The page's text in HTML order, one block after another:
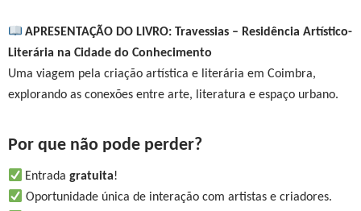
APRESENTAÇÃO DO LIVRO: Travessias – Residência Artístico-
Literária na Cidade do Conhecimento
Uma viagem pela criação artística e literária em Coimbra,
explorando as conexões entre arte, literatura e espaço urbano.
Por que não pode perder?
Entradagratuita!
Oportunidade única de interação com artistas e criadores.